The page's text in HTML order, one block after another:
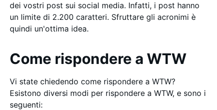
dei vostri post sui social media. Infatti, i post hanno
un limite di 2.200 caratteri. Sfruttare gli acronimi è
quindi un'ottima idea.
Come rispondere a WTW
Vi state chiedendo come rispondere a WTW?
Esistono diversi modi per rispondere a WTW, e sono i
seguenti: